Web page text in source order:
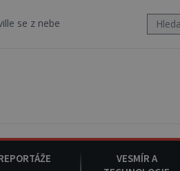
snáší podivná rosolovitá látka
VESMÍR A